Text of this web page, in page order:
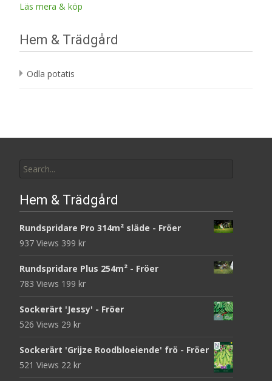
Läs mera & köp
Hem & Trädgård
Odla potatis
for:
Hem & Trädgård
Rundspridare Pro 314m² släde - Fröer
937 Views 399 kr
Rundspridare Plus 254m² - Fröer
783 Views 199 kr
Sockerärt 'Jessy' - Fröer
526 Views 29 kr
Sockerärt 'Grijze Roodbloeiende' frö - Fröer
521 Views 22 kr